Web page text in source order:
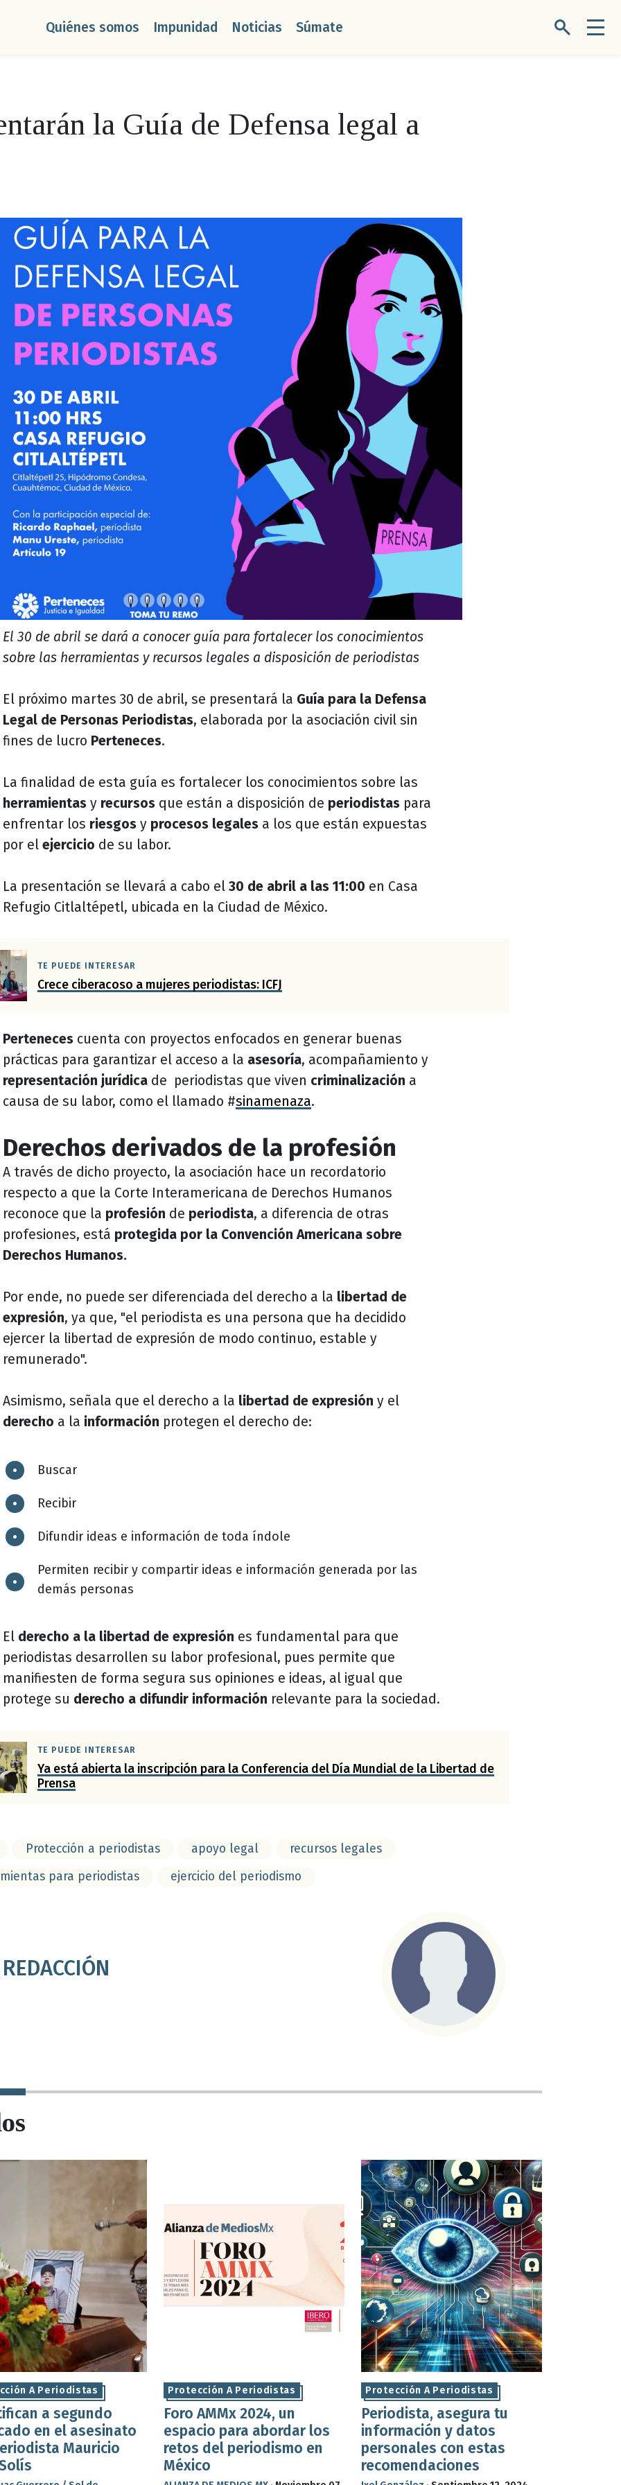
Quiénes somos Impunidad Noticias Súmate
la Guía de Defensa legal a
El 30 de abril se dará a conocer guía para fortalecer los conocimientos
sobre las herramientas y recursos legales a disposición de periodistas
El próximo martes 30 de abril, se presentará la Guía para la Defensa
Legal de Personas Periodistas, elaborada por la asociación civil sin
fines de lucro Perteneces.
La finalidad de esta guía es fortalecer los conocimientos sobre las
herramientasy recursosque están a disposición de periodistaspara
enfrentar los riesgosy procesos legalesa los que están expuestas
por el ejercicio de su labor.
La presentación se llevará a cabo el30 de abril a las 11:00 en Casa
Refugio Citlaltépetl, ubicada en la Ciudad de México.
TE PUEDE INTERESAR
Crece ciberacoso a mujeres periodistas: ICFJ
Pertenecescuenta con proyectos enfocados en generar buenas
prácticas para garantizar el acceso a la asesoría, acompañamiento y
representación jurídica de periodistas que viven criminalización a
causa de su labor, como el llamado #sinamenaza.
Derechos derivados de la profesión
A través de dicho proyecto, la asociación hace un recordatorio
respecto a que la Corte Interamericana de Derechos Humanos
reconoce que la profesión de periodista, a diferencia de otras
profesiones, está protegida por la Convención Americana sobre
Derechos Humanos.
Por ende, no puede ser diferenciada del derecho a la libertad de
expresión, ya que, "el periodista es una persona que ha decidido
ejercer la libertad de expresión de modo continuo, estable y
remunerado".
Asimismo, señala que el derecho a la libertad de expresión y el
derecho a la información protegen el derecho de:
Buscar
Recibir
Difundir ideas e información de toda índole
Permiten recibir y compartir ideas e información generada por las
demás personas
El derecho a la libertad de expresión es fundamental para que
periodistas desarrollen su labor profesional, pues permite que
manifiesten de forma segura sus opiniones e ideas, al igual que
protege su derecho a difundir información relevante para la sociedad.
TE PUEDE INTERESAR
Ya está abierta la inscripción para la Conferencia del Día Mundial de la Libertad de
Prensa
Protección a periodistas apoyo legal
recursos legales
para periodistas
ejercicio del periodismo
REDACCIÓN
A Periodistas
a segundo
en el asesinato
Mauricio
Protección A Periodistas
Foro AMMx 2024, un
espacio para abordar los
retos del periodismo en
México
Protección A Periodistas
Periodista, asegura tu
información y datos
personales con estas
recomendaciones